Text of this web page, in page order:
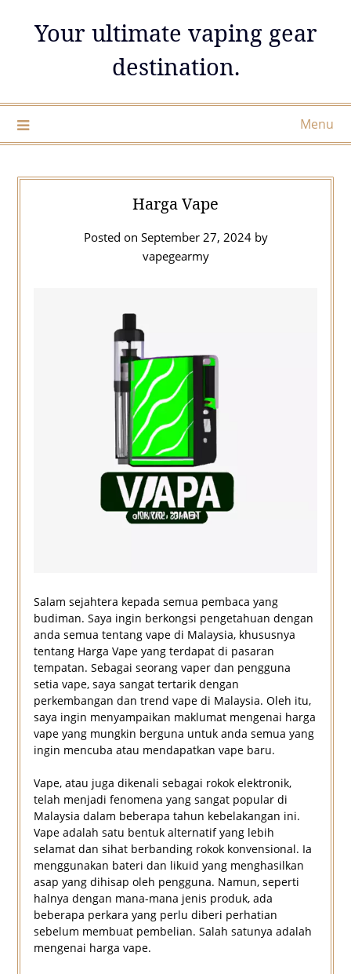
Your ultimate vaping gear
destination.
Menu
Harga Vape
Posted on September 27, 2024by
vapegearmy
Salam sejahtera kepada semua pembaca yang
budiman. Saya ingin berkongsi pengetahuan dengan
anda semua tentang vape di Malaysia, khususnya
tentang Harga Vape yang terdapat di pasaran
tempatan. Sebagai seorang vaper dan pengguna
setia vape, saya sangat tertarik dengan
perkembangan dan trend vape di Malaysia. Oleh itu,
saya ingin menyampaikan maklumat mengenai harga
vape yang mungkin berguna untuk anda semua yang
ingin mencuba atau mendapatkan vape baru.
Vape, atau juga dikenali sebagai rokok elektronik,
telah menjadi fenomena yang sangat popular di
Malaysia dalam beberapa tahun kebelakangan ini.
Vape adalah satu bentuk alternatif yang lebih
selamat dan sihat berbanding rokok konvensional. Ia
menggunakan bateri dan likuid yang menghasilkan
asap yang dihisap oleh pengguna. Namun, seperti
halnya dengan mana-mana jenis produk, ada
beberapa perkara yang perlu diberi perhatian
sebelum membuat pembelian. Salah satunya adalah
mengenai harga vape.